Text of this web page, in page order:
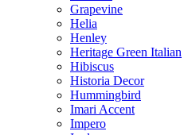
Grapevine
Helia
Henley
Heritage Green Italian
Hibiscus
Historia Decor
Hummingbird
Imari Accent
Impero